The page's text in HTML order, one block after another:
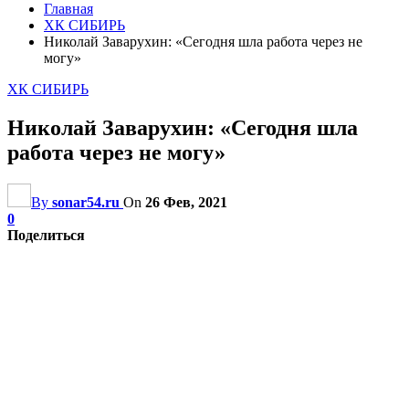
Главная
ХК СИБИРЬ
Николай Заварухин: «Сегодня шла работа через не
могу»
ХК СИБИРЬ
Николай Заварухин: «Сегодня шла
работа через не могу»
By sonar54.ru On 26 Фев, 2021
0
Поделиться